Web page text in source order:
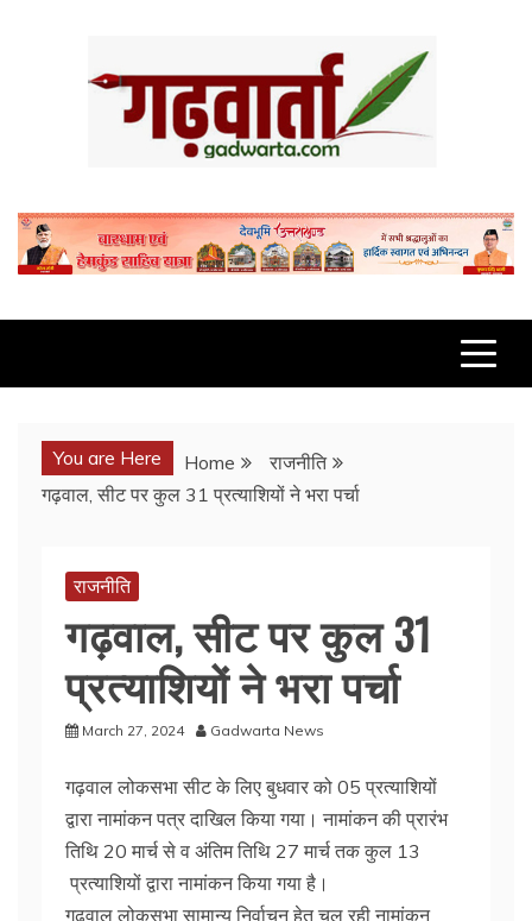
You are Here Home
राजनीति
गढ़वाल, सीट पर कुल 31 प्रत्याशियों ने भरा पर्चा
राजनीति
गढ़वाल, सीट पर कुल 31
प्रत्याशियों ने भरा पर्चा
March 27, 2024 Gadwarta News
गढ़वाल लोकसभा सीट के लिए बुधवार को 05 प्रत्याशियों
द्वारा नामांकन पत्र दाखिल किया गया। नामांकन की प्रारंभ
तिथि 20 मार्च से व अंतिम तिथि 27 मार्च तक कुल 13
प्रत्याशियों द्वारा नामांकन किया गया है।
गढ़वाल लोकसभा सामान्य निर्वाचन हेतु चल रही नामांकन